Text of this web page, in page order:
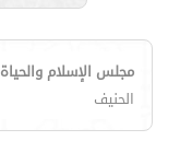
مجلس الإسلام والحياة
الحنيف